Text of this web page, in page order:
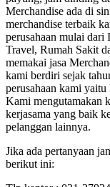
Merchandise ada di
merchandise terbaik
perusahaan mulai dari
Travel, Rumah Sakit
memakai jasa
kami berdiri sejak
perusahaan kami
Kami mengutamakan
kerjasama yang baik
pelanggan lainnya.
Jika ada pertanyaan
berikut ini: